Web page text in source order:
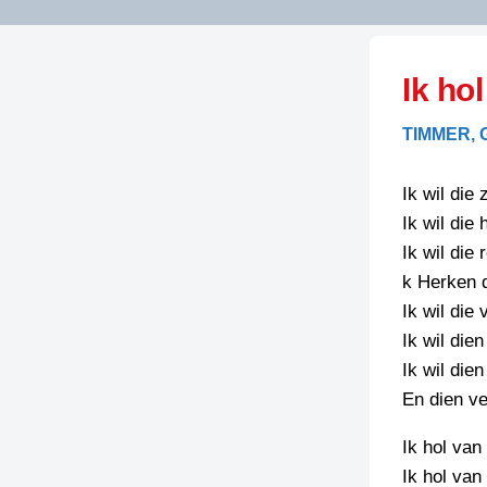
HAIKU’S
LIMERICKS
STRIPS
BIENOAMEN
LEGENDEN
RECEPTEN
SPREUKEN
VEURDRACHTEN
SPELLENSCONTROLE
SCHRIEFREGELS
Ik
TIMMER,
Ik wil die
Ik wil die
Ik wil die
k Herken
Ik wil die
Ik wil
Ik wil
En dien
Ik hol van
Ik hol van